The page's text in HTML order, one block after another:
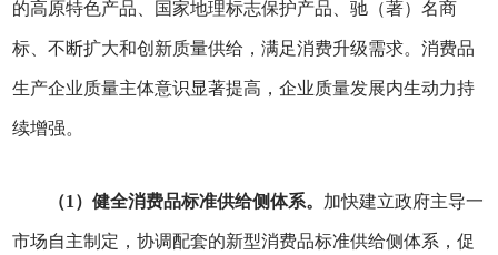
的高原特色产品、国家地理标志保护产品、驰（著）名商
标、不断扩大和创新质量供给，满足消费升级需求。消费品
生产企业质量主体意识显著提高，企业质量发展内生动力持
续增强。
（1）健全消费品标准供给侧体系。 加快建立政府主导一
市场自主制定，协调配套的新型消费品标准供给侧体系，促